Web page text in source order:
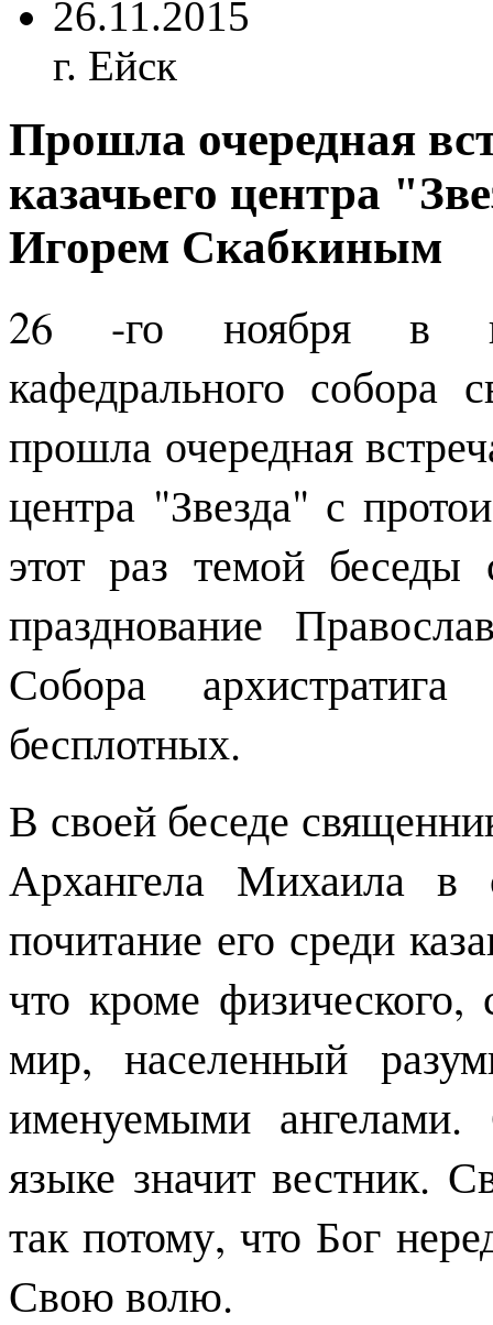
26.11.2015
г. Ейск
Прошла очередная
казачьего центра
Игорем Скабкиным
26 -го ноября в
кафедрального собора
прошла очередная
центра "Звезда" с
этот раз темой
празднование
Собора
бесплотных.
В своей беседе
Архангела Михаила в
почитание его среди
что кроме
мир, населенный
именуемыми ангелами.
языке значит вестник.
так потому, что Бог
Свою волю.